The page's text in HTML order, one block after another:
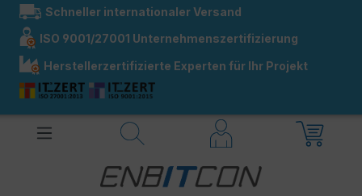
springen
Schneller internationaler Versand
ISO 9001/27001 Unternehmenszertifizierung
Herstellerzertifizierte Experten für Ihr Projekt